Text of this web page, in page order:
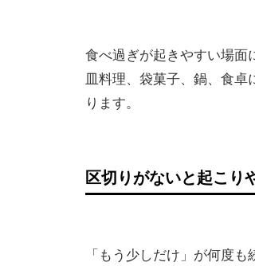
食べ過ぎが起きやすい場面
皿料理、袋菓子、鍋、食卓
ります。
区切りがないと起こり
「もう少しだけ」が何度も